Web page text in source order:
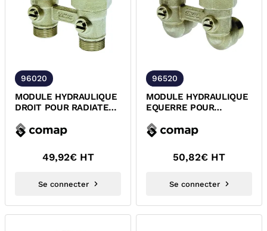
96020
MODULE HYDRAULIQUE
DROIT POUR RADIATEUR
INTEGREE COMAP
49,92€ HT
Se connecter
96520
MODULE HYDRAULIQUE
EQUERRE POUR
ROBINETTERIE
INTEGREE...
50,82€ HT
Se connecter